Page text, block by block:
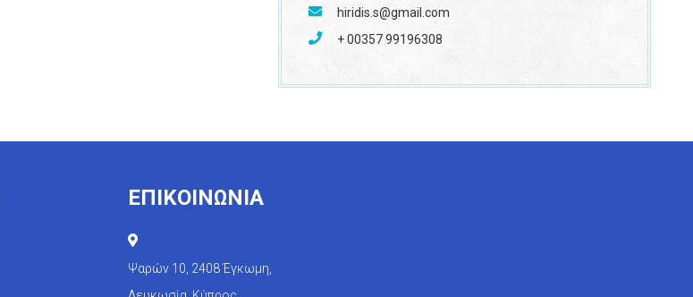
hiridis.s@gmail.com
+ 00357 99196308
ΕΠΙΚΟΙΝΩΝΙΑ
Ψαρών 10, 2408 Έγκωμη,